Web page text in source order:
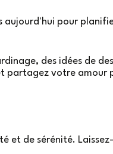
aujourd'hui pour
des idées de
partagez votre amour
et de sérénité.